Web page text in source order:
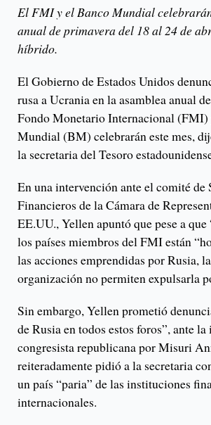
El FMI y el Banco Mundial
anual de primavera del 18 al 24 de
híbrido.
El Gobierno de Estados Unidos
rusa a Ucrania en la asamblea anual
Fondo Monetario Internacional (FMI)
Mundial (BM) celebrarán este mes,
la secretaria del Tesoro
En una intervención ante el comité de
Financieros de la Cámara de
EE.UU., Yellen apuntó que pese a que
los países miembros del FMI están
las acciones emprendidas por Rusia,
organización no permiten expulsarla
Sin embargo, Yellen prometió
de Rusia en todos estos foros”, ante
congresista republicana por Misuri
reiteradamente pidió a la secretaria
un país “paria” de las instituciones
internacionales.